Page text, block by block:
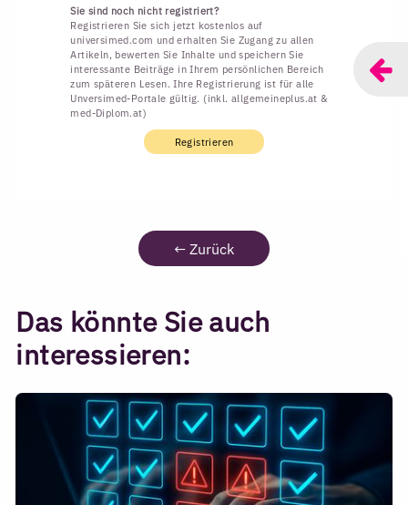
Sie sind noch nicht registriert?
Registrieren Sie sich jetzt kostenlos auf
universimed.com und erhalten Sie Zugang zu allen
Artikeln, bewerten Sie Inhalte und speichern Sie
interessante Beiträge in Ihrem persönlichen Bereich
zum späteren Lesen. Ihre Registrierung ist für alle
Unversimed-Portale gültig. (inkl. allgemeineplus.at &
med-Diplom.at)
Registrieren
← Zurück
Das könnte Sie auch
interessieren: